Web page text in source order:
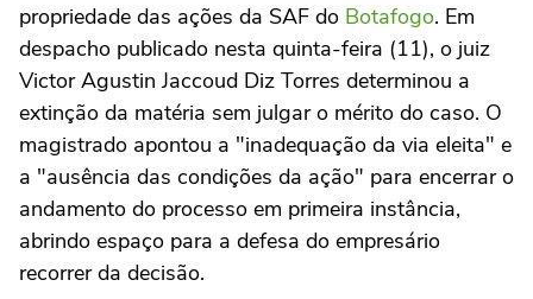
propriedade das ações da SAF do Botafogo. Em
despacho publicado nesta quinta-feira (11), o juiz
Victor Agustin Jaccoud Diz Torres determinou a
extinção da matéria sem julgar o mérito do caso. O
magistrado apontou a "inadequação da via eleita" e
a "ausência das condições da ação" para encerrar o
andamento do processo em primeira instância,
abrindo espaço para a defesa do empresário
recorrer da decisão.